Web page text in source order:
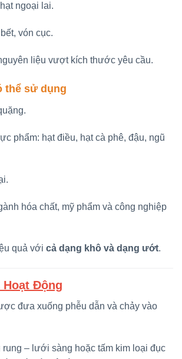
ngoại lai.
vón cục.
liệu vượt kích thước yêu cầu.
thể sử dụng
phẩm: hạt điều, hạt cà phê, đậu, ngũ
hóa chất, mỹ phẩm và công nghiệp
quả với cả dạng khô và dạng ướt.
Hoạt Động
đưa xuống phễu dẫn và chảy vào
rung – lưới sàng hoặc tấm kim loại đục